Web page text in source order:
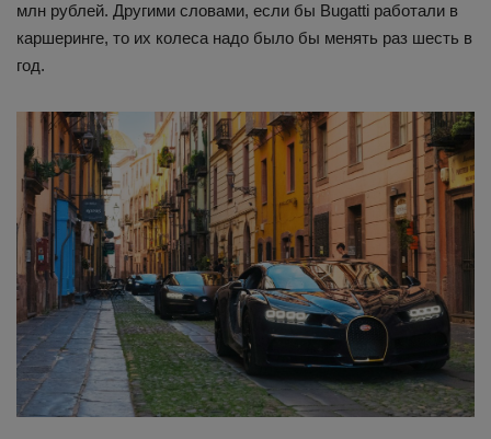
млн рублей. Другими словами, если бы Bugatti работали в
каршеринге, то их колеса надо было бы менять раз шесть в
год.